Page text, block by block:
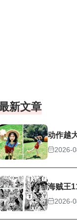
新文章
动作越
2026-
海贼王
2026-